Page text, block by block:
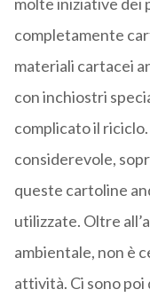
molte iniziative dei
completamente
materiali cartacei
con inchiostri
complicato il
considerevole,
queste cartoline
utilizzate. Oltre
ambientale, non è
attività. Ci sono